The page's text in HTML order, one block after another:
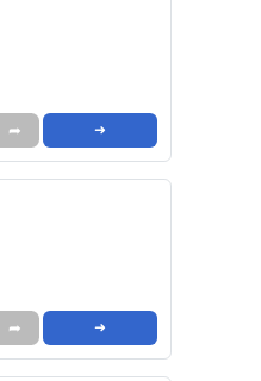
➦ ➜
➦ ➜